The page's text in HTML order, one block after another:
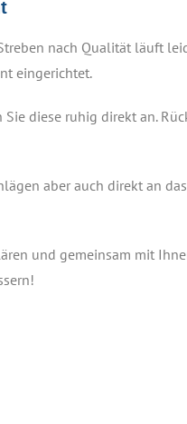
nach Qualität läuft
eingerichtet.
diese ruhig direkt an.
aber auch direkt an
und gemeinsam mit